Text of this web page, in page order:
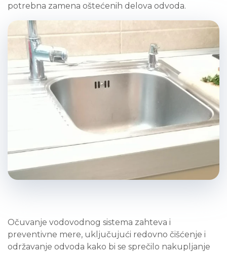
potrebna zamena oštećenih delova odvoda.
Očuvanje vodovodnog sistema zahteva i
preventivne mere, uključujući redovno čišćenje i
održavanje odvoda kako bi se sprečilo nakupljanje